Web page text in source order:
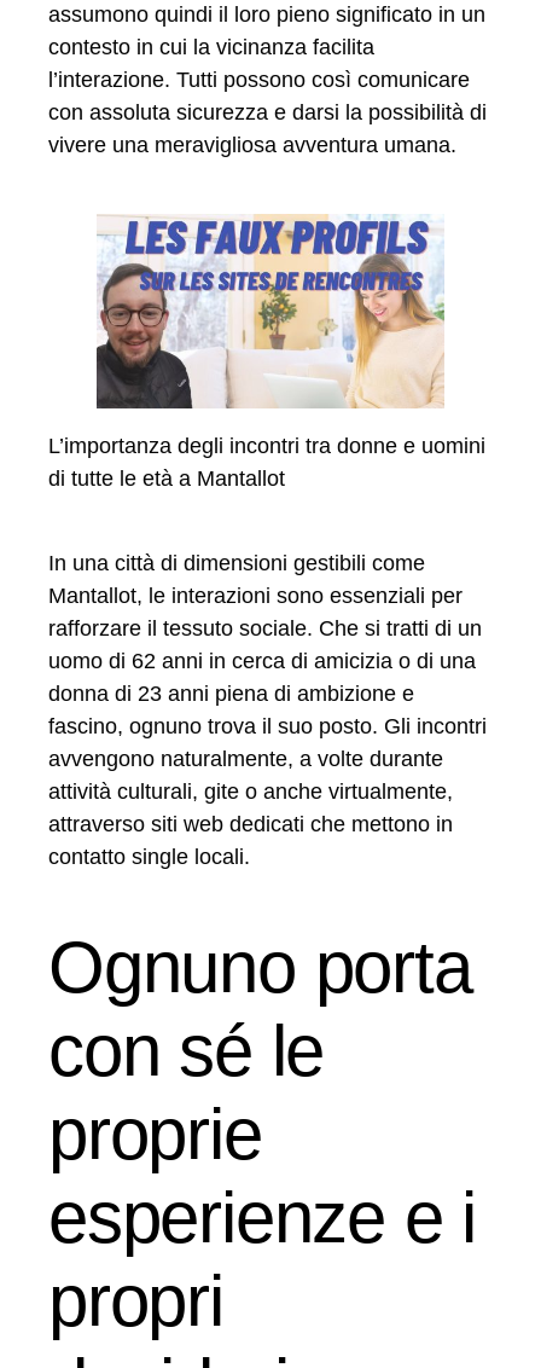
assumono quindi il loro pieno significato in un
contesto in cui la vicinanza facilita
l’interazione. Tutti possono così comunicare
con assoluta sicurezza e darsi la possibilità di
vivere una meravigliosa avventura umana.
L’importanza degli incontri tra donne e uomini
di tutte le età a Mantallot
In una città di dimensioni gestibili come
Mantallot, le interazioni sono essenziali per
rafforzare il tessuto sociale. Che si tratti di un
uomo di 62 anni in cerca di amicizia o di una
donna di 23 anni piena di ambizione e
fascino, ognuno trova il suo posto. Gli incontri
avvengono naturalmente, a volte durante
attività culturali, gite o anche virtualmente,
attraverso siti web dedicati che mettono in
contatto single locali.
Ognuno porta
con sé le
proprie
esperienze e i
propri